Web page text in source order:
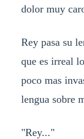
dolor muy
Rey pasa su
que es irreal
poco mas
lengua sobre
"Rey..."